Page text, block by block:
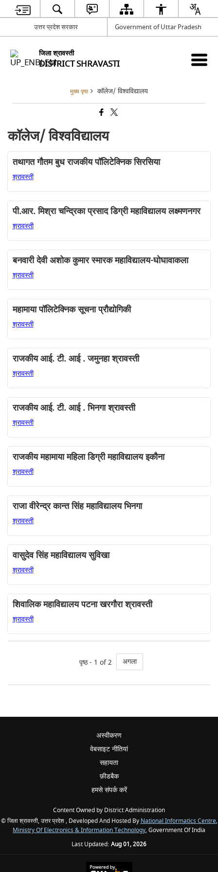
उत्तर प्रदेश सरकार Government of Uttar Pradesh
जिला श्रावस्ती
DISTRICT SHRAVASTI
मुख्य पृष्ठ कॉलेज/ विश्वविद्यालय
कॉलेज/ विश्वविद्यालय
तथागत गौतम बुध राजकीय पॉलिटेक्निक सिरसिया
श्रावस्ती
पी.आर. मिश्रा चन्द्रिका प्रसाद डिग्री महाविद्यालय लक्ष्मणनगर
श्रावस्ती
बनवारी देवी अशोक कुमार स्मारक महाविद्यालय-घोघावाकला
श्रावस्ती
महामाया पॉलिटेक्निक सूचना प्रौद्योगिकी
श्रावस्ती
राजकीय आई. टी. आई . जमुनहा श्रावस्ती
श्रावस्ती
राजकीय आई. टी. आई . भिनगा श्रावस्ती
श्रावस्ती
राजकीय महामाया महिला डिग्री महाविद्यालय इकौना
श्रावस्ती
राजा वीरेन्द्र कान्त सिंह महाविद्यालय भिनगा
श्रावस्ती
वासुदेव सिंह महाविद्यालय सुविखा
श्रावस्ती
शिवालिक महाविद्यालय पटना खरगौरा श्रावस्ती
श्रावस्ती
पृष्ठ - 1 of 2 अगला
अस्वीकरण
वेबसाइट नीतियां
सहायता
फ़ीडबैक
हमसे संपर्क करें
Content Owned by District Administration
© जिला श्रावस्ती, उत्तर प्रदेश , Developed And Hosted By National Informatics Centre,
Ministry Of Electronics & Information Technology, Government Of India
Last Updated: Aug 01, 2026